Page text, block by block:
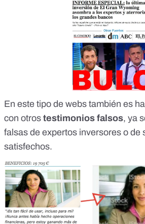
En este tipo de webs también es
con otros testimonios falsos, ya
falsas de expertos inversores o de
satisfechos.